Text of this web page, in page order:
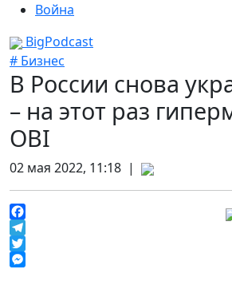
Война
BigPodcast
# Бизнес
В России снова
– на этот раз
OBI
02 мая 2022, 11:18 |
Facebook
Telegram
Twitter